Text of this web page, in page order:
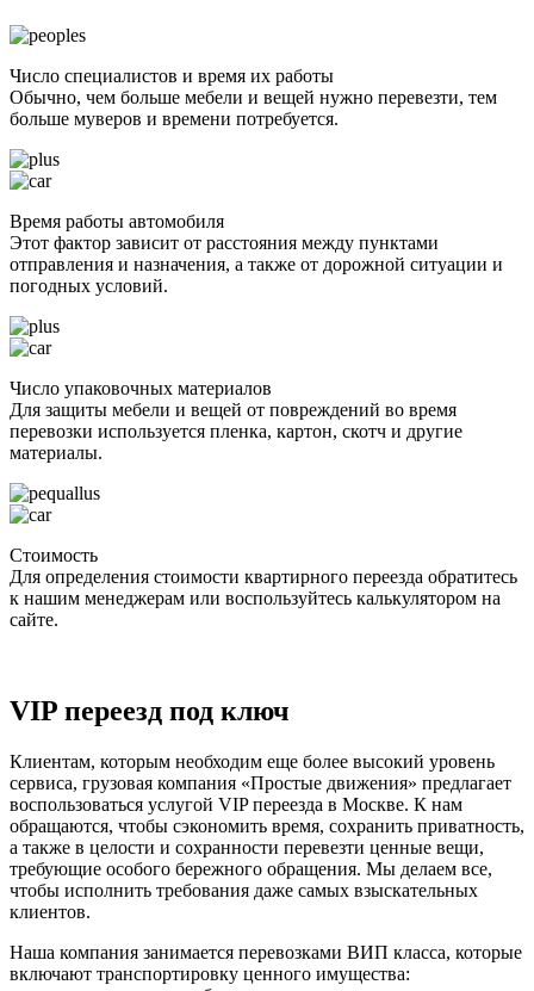
Число специалистов и время их работы
Обычно, чем больше мебели и вещей нужно перевезти, тем
больше муверов и времени потребуется.
Время работы автомобиля
Этот фактор зависит от расстояния между пунктами
отправления и назначения, а также от дорожной ситуации и
погодных условий.
Число упаковочных материалов
Для защиты мебели и вещей от повреждений во время
перевозки используется пленка, картон, скотч и другие
материалы.
Стоимость
Для определения стоимости квартирного переезда обратитесь
к нашим менеджерам или воспользуйтесь калькулятором на
сайте.
VIP переезд под ключ
Клиентам, которым необходим еще более высокий уровень
сервиса, грузовая компания «Простые движения» предлагает
воспользоваться услугой VIP переезда в Москве. К нам
обращаются, чтобы сэкономить время, сохранить приватность,
а также в целости и сохранности перевезти ценные вещи,
требующие особого бережного обращения. Мы делаем все,
чтобы исполнить требования даже самых взыскательных
клиентов.
Наша компания занимается перевозками ВИП класса, которые
включают транспортировку ценного имущества: